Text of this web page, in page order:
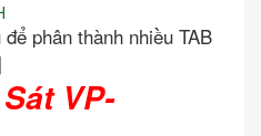
phân thành nhiều TAB
VP-